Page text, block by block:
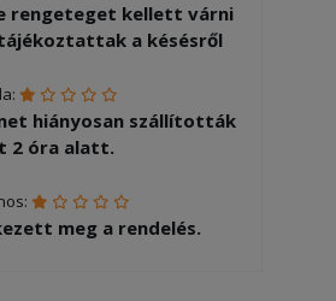
rengeteget kellett várni
a késésről
hiányosan szállították
2 óra alatt.
meg a rendelés.